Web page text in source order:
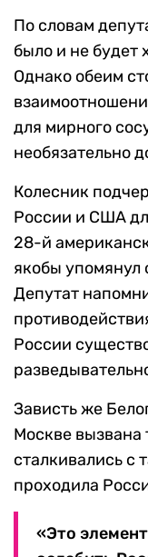
По словам
было и не будет
Однако обеим
для мирного
необязательно
Колесник
России и США
28-й
якобы упомянул
Депутат
России
Зависть же
Москве вызвана
сталкивались с
проходила
«Это